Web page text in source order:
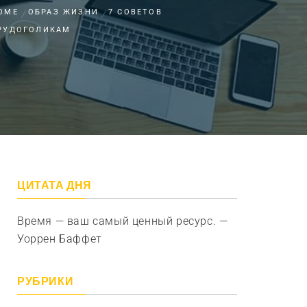
ОБРАЗ ЖИЗНИ
7 СОВЕТОВ
ЦИТАТА ДНЯ
Время — ваш самый ценный ресурс. —
Уоррен Баффет
РУБРИКИ